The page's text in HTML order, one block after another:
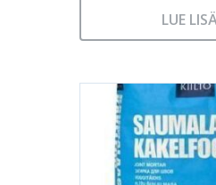
LUE